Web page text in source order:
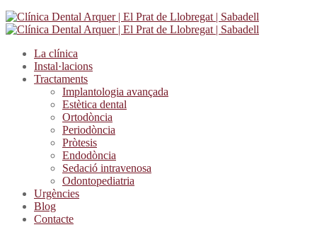
La clínica
Instal·lacions
Tractaments
Implantologia avançada
Estètica dental
Ortodòncia
Periodòncia
Pròtesis
Endodòncia
Sedació intravenosa
Odontopediatria
Urgències
Blog
Contacte